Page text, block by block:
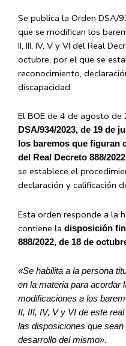
Se publica la Orden DSA/
que se modifican los
II, III, IV, V y VI del Real
octubre, por el que se
reconocimiento,
discapacidad.
El BOE de 4 de agosto
DSA/934/2023, de 19 de
los baremos que figuran
del Real Decreto 888/
se establece el
declaración y calificación
Esta orden responde a la
contiene la disposición
888/2022, de 18 de
«Se habilita a la persona
en la materia para acordar
modificaciones a los
II, III, IV, V y VI de este
las disposiciones que
desarrollo del mismo».